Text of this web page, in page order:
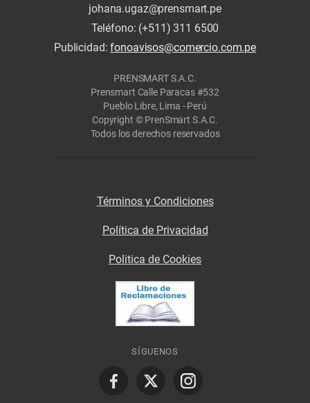
johana.ugaz@prensmart.pe
Teléfono: (+511) 311 6500
Publicidad:fonoavisos@comercio.com.pe
PRENSMART S.A.C.
Prensmart Calle Paracas #532
Pueblo Libre, Lima - Perú
Copyright © PrenSmart S.A.C.
Todos los derechos reservados
Términos y Condiciones
Política de Privacidad
Politica de Cookies
SÍGUENOS